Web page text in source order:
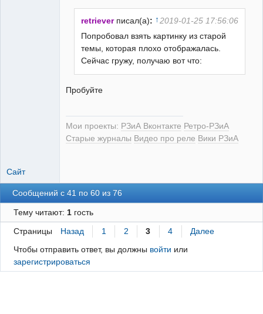
retriever писал(а): ↑ 2019-01-25 17:56:06
Попробовал взять картинку из старой
темы, которая плохо отображалась.
Сейчас гружу, получаю вот что:
Пробуйте
Мои проекты: РЗиА Вконтакте Ретро-РЗиА
Старые журналы Видео про реле Вики РЗиА
Сайт
Сообщений с 41 по 60 из 76
Тему читают: 1гость
Страницы Назад 1 2 3 4
Далее
Чтобы отправить ответ, вы должны войти или
зарегистрироваться